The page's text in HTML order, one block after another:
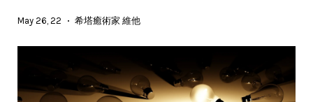
May 26, 22 • 希塔癒術家 維他